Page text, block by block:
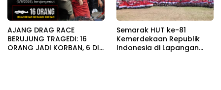
AJANG DRAG RACE
BERUJUNG TRAGEDI: 16
ORANG JADI KORBAN, 6 DI
Semarak HUT ke-81
Kemerdekaan Republik
Indonesia di Lapangan